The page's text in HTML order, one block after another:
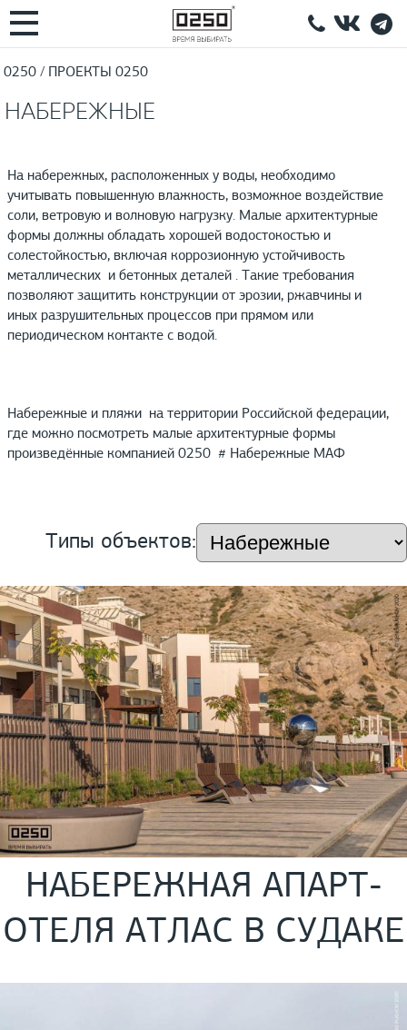
0250 ПРОЕКТЫ 0250
НАБЕРЕЖНЫЕ
На набережных, расположенных у воды, необходимо
учитывать повышенную влажность, возможное воздействие
соли, ветровую и волновую нагрузку. Малые архитектурные
формы должны обладать хорошей водостокостью и
солестойкостью, включая коррозионную устойчивость
металлических и бетонных деталей . Такие требования
позволяют защитить конструкции от эрозии, ржавчины и
иных разрушительных процессов при прямом или
периодическом контакте с водой.
Набережные и пляжи на территории Российской федерации,
где можно посмотреть малые архитектурные формы
произведённые компанией 0250 # Набережные МАФ
Типы объектов:
НАБЕРЕЖНАЯ АПАРТ-
ОТЕЛЯ АТЛАС В СУДАКЕ